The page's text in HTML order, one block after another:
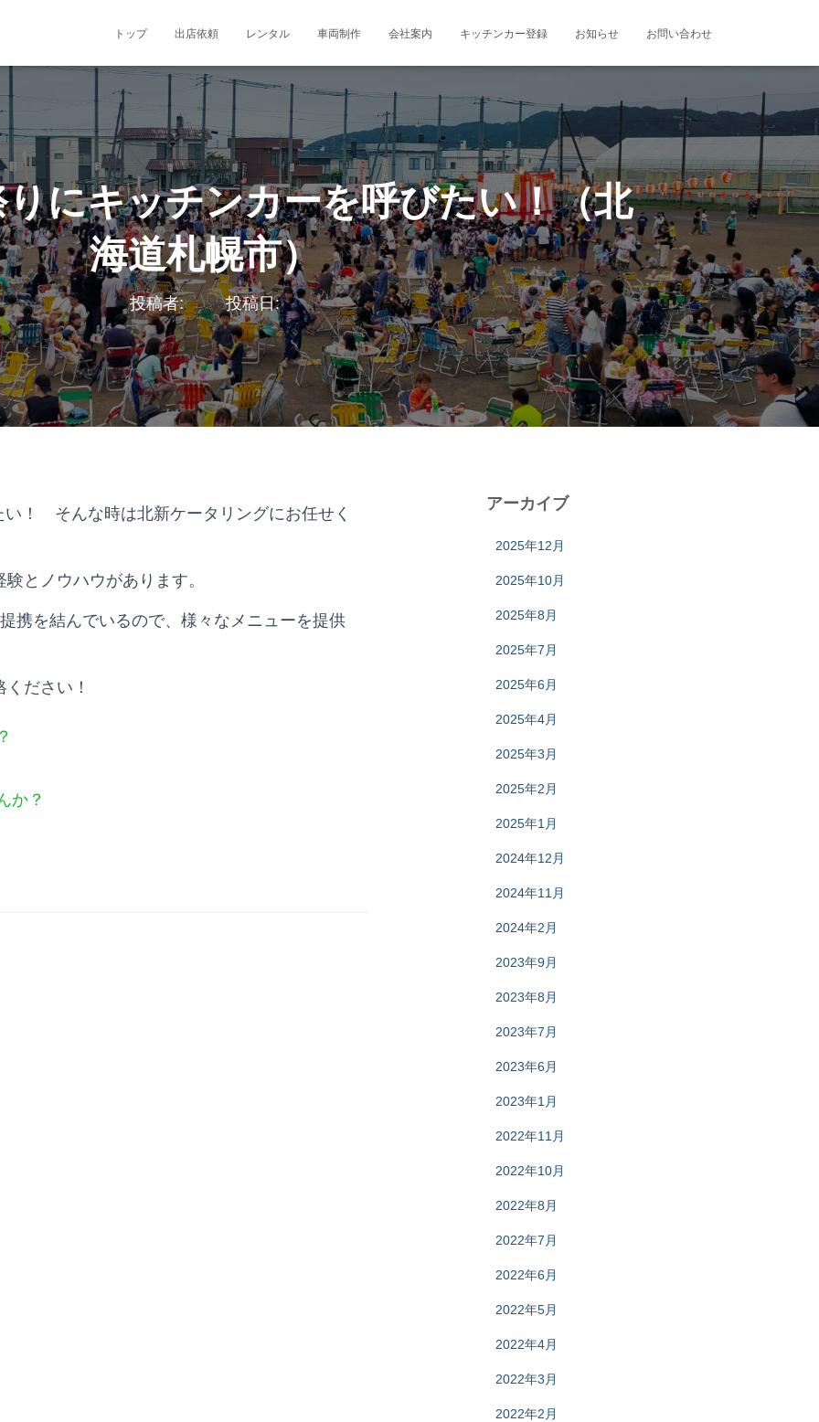
トップ 出店依頼 レンタル 車両制作 会社案内 キッチンカー登録 お知らせ お問い合わせ
にキッチンカーを呼びたい！（北
海道札幌市）
投稿者: 投稿日:
！ そんな時は北新ケータリングにお任せく
とノウハウがあります。
携を結んでいるので、様々なメニューを提供
ださい！
か？
アーカイブ
2025年12月
2025年10月
2025年8月
2025年7月
2025年6月
2025年4月
2025年3月
2025年2月
2025年1月
2024年12月
2024年11月
2024年2月
2023年9月
2023年8月
2023年7月
2023年6月
2023年1月
2022年11月
2022年10月
2022年8月
2022年7月
2022年6月
2022年5月
2022年4月
2022年3月
2022年2月